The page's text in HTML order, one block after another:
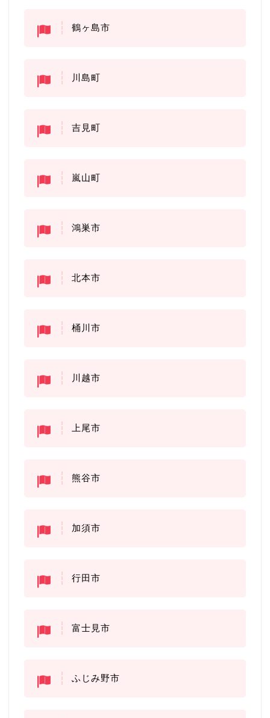
鶴ヶ島市
川島町
吉見町
嵐山町
鴻巣市
北本市
桶川市
川越市
上尾市
熊谷市
加須市
行田市
富士見市
ふじみ野市